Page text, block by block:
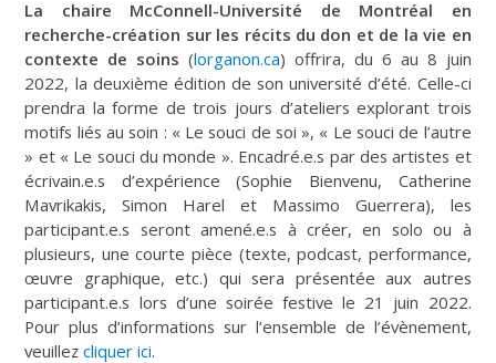
La chaire McConnell-Université de Montréal en
recherche-création sur les récits du don et de la vie en
contexte de soins (lorganon.ca) offrira, du 6 au 8 juin
2022, la deuxième édition de son université d’été. Celle-ci
prendra la forme de trois jours d’ateliers explorant trois
motifs liés au soin : « Le souci de soi », « Le souci de l’autre
» et « Le souci du monde ». Encadré.e.s par des artistes et
écrivain.e.s d’expérience (Sophie Bienvenu, Catherine
Mavrikakis, Simon Harel et Massimo Guerrera), les
participant.e.s seront amené.e.s à créer, en solo ou à
plusieurs, une courte pièce (texte, podcast, performance,
œuvre graphique, etc.) qui sera présentée aux autres
participant.e.s lors d’une soirée festive le 21 juin 2022.
Pour plus d’informations sur l’ensemble de l’évènement,
veuillezcliquer ici.